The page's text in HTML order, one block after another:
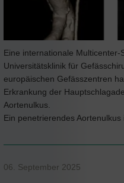
Eine internationale
Universitätsklinik für
europäischen Gefässzentren
Erkrankung der
Aortenulkus.
Ein penetrierendes
06. September 2025